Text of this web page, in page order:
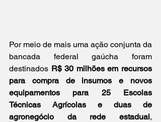
Por meio de mais uma ação conjunta da
bancada federal gaúcha foram
destinados R$ 30 milhões em recursos
para compra de insumos e novos
equipamentos para 25 Escolas
Técnicas Agrícolas e duas de
agronegócio da rede estadual,